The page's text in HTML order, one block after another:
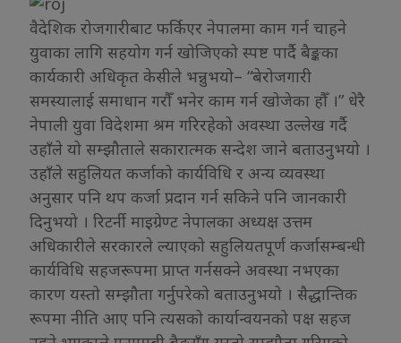
वैदेशिक रोजगारीबाट फर्किएर नेपालमा काम गर्न चाहने
युवाका लागि सहयोग गर्न खोजिएको स्पष्ट पार्दै बैङ्कका
कार्यकारी अधिकृत केसीले भन्नुभयो– “बेरोजगारी
समस्यालाई समाधान गरौँ भनेर काम गर्न खोजेका हौँ ।” धेरै
नेपाली युवा विदेशमा श्रम गरिरहेको अवस्था उल्लेख गर्दै
उहाँले यो सम्झौताले सकारात्मक सन्देश जाने बताउनुभयो ।
उहाँले सहुलियत कर्जाको कार्यविधि र अन्य व्यवस्था
अनुसार पनि थप कर्जा प्रदान गर्न सकिने पनि जानकारी
दिनुभयो । रिटर्नी माइग्रेण्ट नेपालका अध्यक्ष उत्तम
अधिकारीले सरकारले ल्याएको सहुलियतपूर्ण कर्जासम्बन्धी
कार्यविधि सहजरूपमा प्राप्त गर्नसक्ने अवस्था नभएका
कारण यस्तो सम्झौता गर्नुपरेको बताउनुभयो । सैद्धान्तिक
रूपमा नीति आए पनि त्यसको कार्यान्वयनको पक्ष सहज